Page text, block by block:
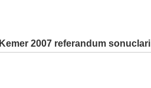
Kemer 2007 referandum sonuclari